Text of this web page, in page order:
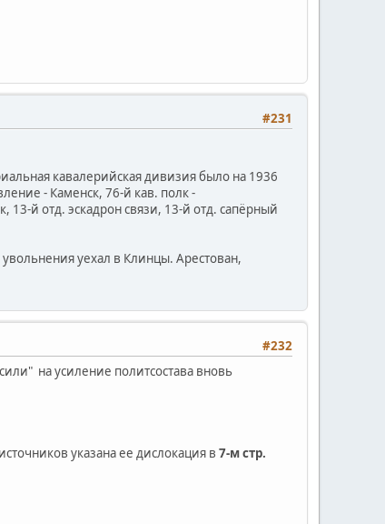
#231
кавалерийская дивизия было на 1936
- Каменск, 76-й кав. полк -
13-й отд. эскадрон связи, 13-й отд. сапёрный
уехал в Клинцы. Арестован,
#232
на усиление политсостава вновь
указана ее дислокация в 7-м стр.